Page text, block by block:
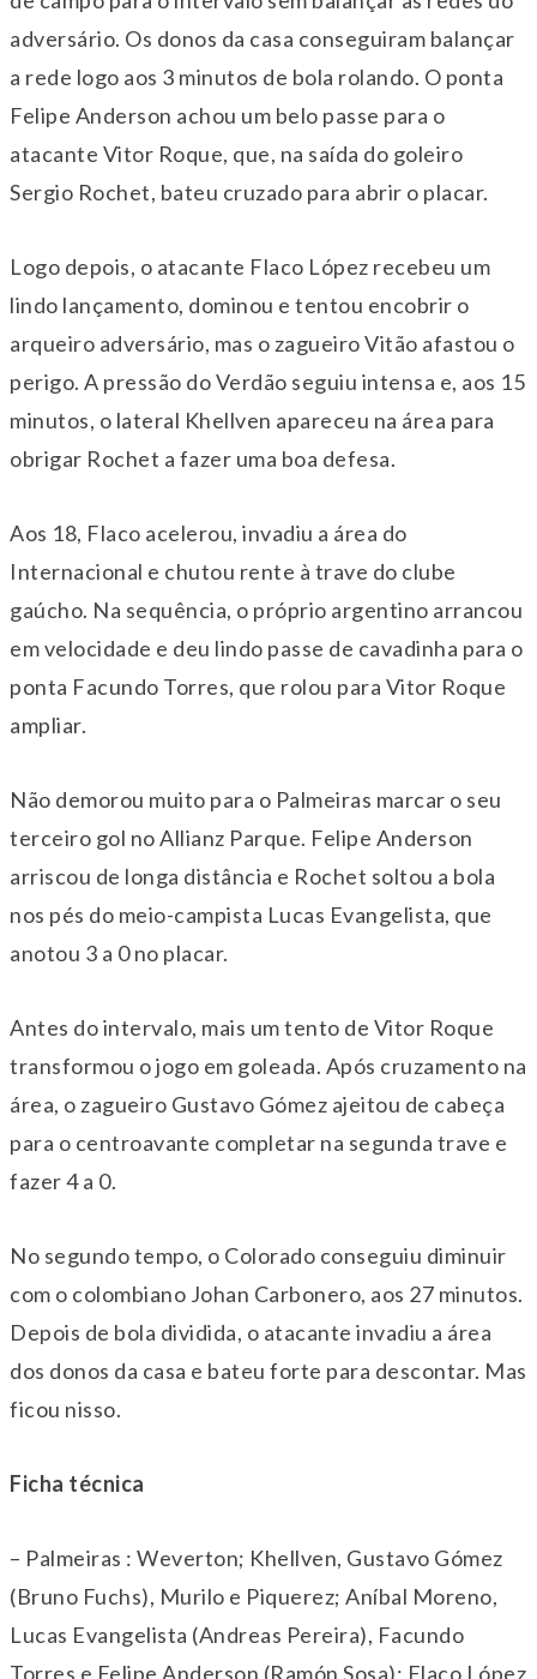
adversário. Os donos da casa conseguiram balançar
a rede logo aos 3 minutos de bola rolando. O ponta
Felipe Anderson achou um belo passe para o
atacante Vitor Roque, que, na saída do goleiro
Sergio Rochet, bateu cruzado para abrir o placar.
Logo depois, o atacante Flaco López recebeu um
lindo lançamento, dominou e tentou encobrir o
arqueiro adversário, mas o zagueiro Vitão afastou o
perigo. A pressão do Verdão seguiu intensa e, aos 15
minutos, o lateral Khellven apareceu na área para
obrigar Rochet a fazer uma boa defesa.
Aos 18, Flaco acelerou, invadiu a área do
Internacional e chutou rente à trave do clube
gaúcho. Na sequência, o próprio argentino arrancou
em velocidade e deu lindo passe de cavadinha para o
ponta Facundo Torres, que rolou para Vitor Roque
ampliar.
Não demorou muito para o Palmeiras marcar o seu
terceiro gol no Allianz Parque. Felipe Anderson
arriscou de longa distância e Rochet soltou a bola
nos pés do meio-campista Lucas Evangelista, que
anotou 3 a 0 no placar.
Antes do intervalo, mais um tento de Vitor Roque
transformou o jogo em goleada. Após cruzamento na
área, o zagueiro Gustavo Gómez ajeitou de cabeça
para o centroavante completar na segunda trave e
fazer 4 a 0.
No segundo tempo, o Colorado conseguiu diminuir
com o colombiano Johan Carbonero, aos 27 minutos.
Depois de bola dividida, o atacante invadiu a área
dos donos da casa e bateu forte para descontar. Mas
ficou nisso.
Ficha técnica
– Palmeiras : Weverton; Khellven, Gustavo Gómez
(Bruno Fuchs), Murilo e Piquerez; Aníbal Moreno,
Lucas Evangelista (Andreas Pereira), Facundo
Torres e Felipe Anderson (Ramón Sosa); Flaco López